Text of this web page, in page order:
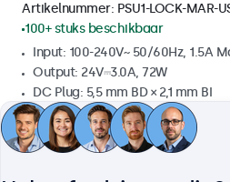
Artikelnummer: PSU1-LOCK-MAR-
100+ stuks beschikbaar
Input: 100-240V~ 50/60Hz, 1.5A
Output: 24V⎓3.0A, 72W
DC Plug: 5,5 mm BD × 2,1 mm BI
Kabellengte: 250 cm
€ 19,00